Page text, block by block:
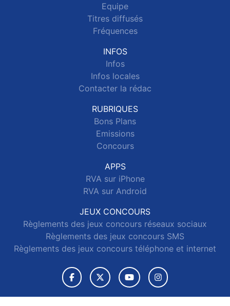
Equipe
Titres diffusés
Fréquences
INFOS
Infos
Infos locales
Contacter la rédac
RUBRIQUES
Bons Plans
Emissions
Concours
APPS
RVA sur iPhone
RVA sur Android
JEUX CONCOURS
Règlements des jeux concours réseaux sociaux
Règlements des jeux concours SMS
Règlements des jeux concours téléphone et internet